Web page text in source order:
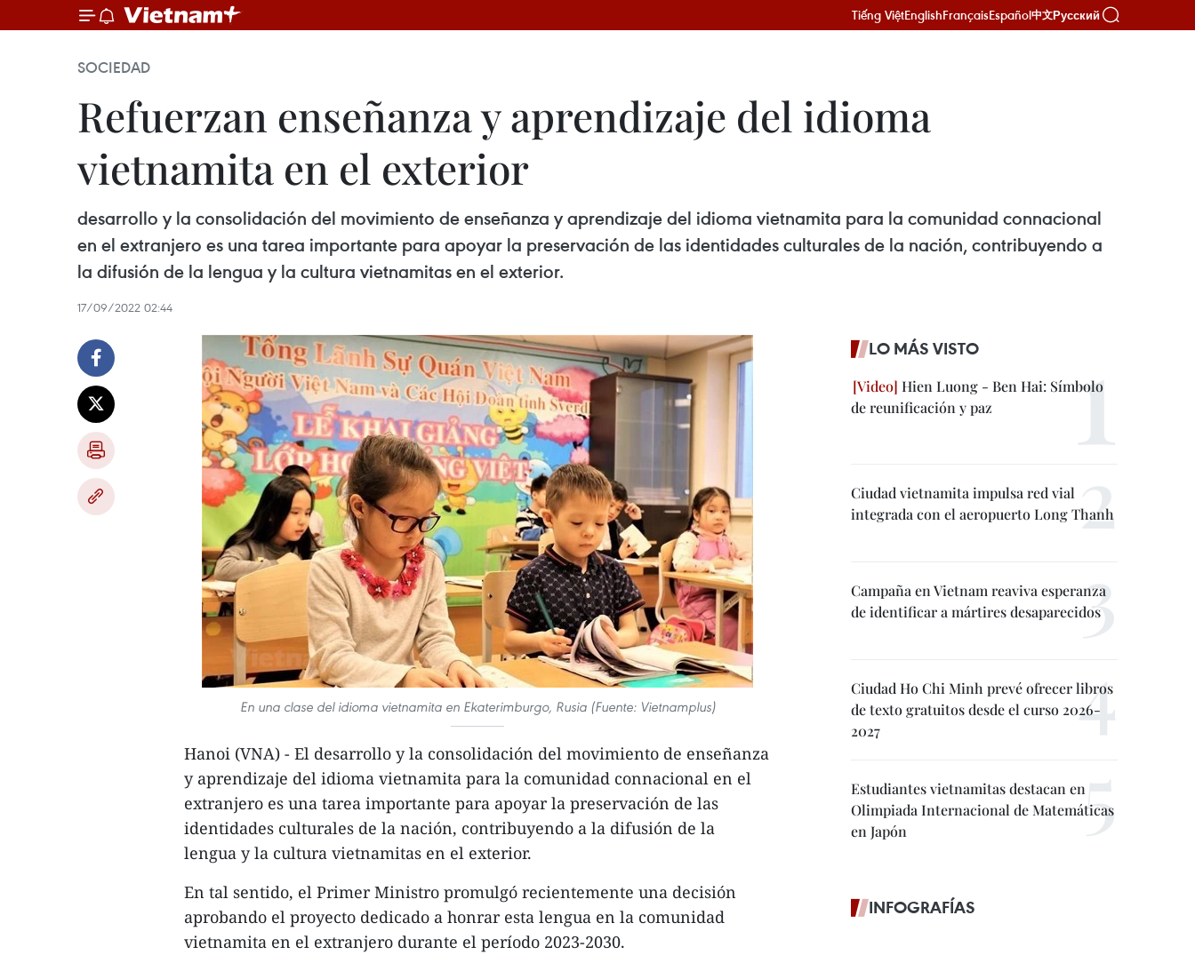
Tiếng ViệtEnglishFrançaisEspañol中文Русский
SOCIEDAD
Refuerzan enseñanza y aprendizaje del idioma
vietnamita en el exterior
desarrollo y la consolidación del movimiento de enseñanza y aprendizaje del idioma vietnamita para la comunidad connacional
en el extranjero es una tarea importante para apoyar la preservación de las identidades culturales de la nación, contribuyendo a
la difusión de la lengua y la cultura vietnamitas en el exterior.
17/09/2022 02:44
En una clase del idioma vietnamita en Ekaterimburgo, Rusia (Fuente: Vietnamplus)
Hanoi (VNA) - El desarrollo y la consolidación del movimiento de enseñanza
y aprendizaje del idioma vietnamita para la comunidad connacional en el
extranjero es una tarea importante para apoyar la preservación de las
identidades culturales de la nación, contribuyendo a la difusión de la
lengua y la cultura vietnamitas en el exterior.
En tal sentido, el Primer Ministro promulgó recientemente una decisión
aprobando el proyecto dedicado a honrar esta lengua en la comunidad
vietnamita en el extranjero durante el período 2023-2030.
LO MÁS VISTO
Hien Luong - Ben Hai: Símbolo
de reunificación y paz
Ciudad vietnamita impulsa red vial
integrada con el aeropuerto Long Thanh
Campaña en Vietnam reaviva esperanza
de identificar a mártires desaparecidos
Ciudad Ho Chi Minh prevé ofrecer libros
de texto gratuitos desde el curso 2026-
2027
Estudiantes vietnamitas destacan en
Olimpiada Internacional de Matemáticas
en Japón
INFOGRAFÍAS